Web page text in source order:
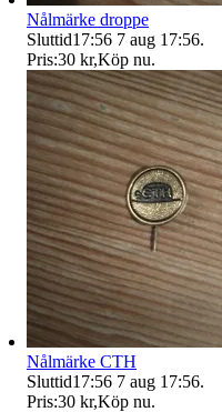
Nålmärke droppe
Sluttid17:56 7 aug 17:56.
Pris:30 kr,Köp nu.
Nålmärke CTH
Sluttid17:56 7 aug 17:56.
Pris:30 kr,Köp nu.